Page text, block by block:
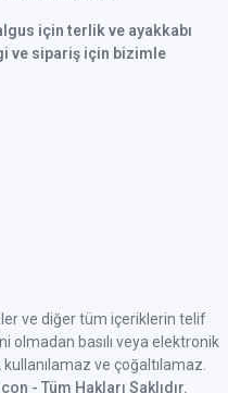
için terlik ve ayakkabı
ve sipariş için bizimle
ve diğer tüm içeriklerin telif
olmadan basılı veya elektronik
ve çoğaltılamaz.
- Tüm Hakları Saklıdır.